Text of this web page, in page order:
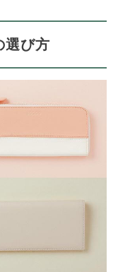
選び方